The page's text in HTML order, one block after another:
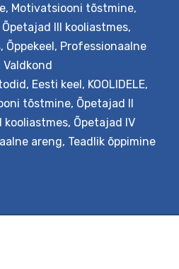
värskeid mõtteid, kuidas
laadi mänge vanemate
Valikus on pikem, kolmepäevane
õpiotstarbelisi mänge looma
kasutama, et seeläbi
ja lühem, ühepäevane koolitus,
mänge õppeprotsessis
Väljundid Kolmepäevase
, Motivatsiooni tõstmine,
Õpetajad III kooliastmes,
, Õppekeel, Professionaalne
Valdkond
, Eesti keel, KOOLIDELE,
tõstmine, Õpetajad II
kooliastmes, Õpetajad IV
areng, Teadlik õppimine